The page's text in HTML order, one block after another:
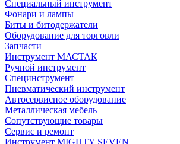
Специальный инструмент
Фонари и лампы
Биты и битодержатели
Оборудование для торговли
Запчасти
Инструмент МАСТАК
Ручной инструмент
Специнструмент
Пневматический инструмент
Автосервисное оборудование
Металлическая мебель
Сопутствующие товары
Сервис и ремонт
Инструмент MIGHTY SEVEN